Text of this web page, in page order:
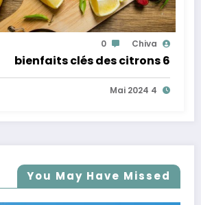
Chiva
0
6 bienfaits clés des citrons
4 Mai 2024
You May Have Missed